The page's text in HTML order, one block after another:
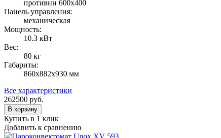
противни 600х400
Панель управления:
механическая
Мощность:
10.3 кВт
Вес:
80 кг
Габариты:
860х882х930 мм
Все характеристики
262500 руб.
В корзину
Купить в 1 клик
Добавить к сравнению